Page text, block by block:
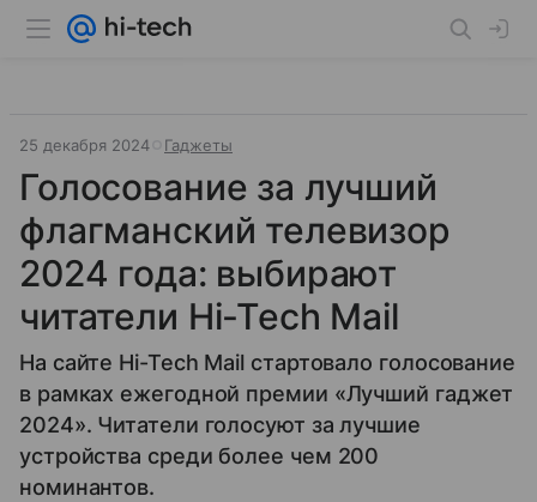
25 декабря 2024 Гаджеты
Голосование за лучший
флагманский телевизор
2024 года: выбирают
читатели Hi-Tech Mail
На сайте Hi-Tech Mail стартовало голосование
в рамках ежегодной премии «Лучший гаджет
2024». Читатели голосуют за лучшие
устройства среди более чем 200
номинантов.